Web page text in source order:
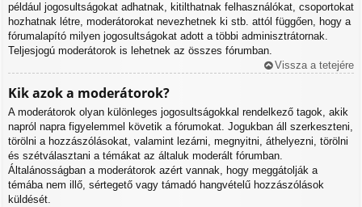
például jogosultságokat adhatnak, kitilthatnak felhasználókat, csoportokat
hozhatnak létre, moderátorokat nevezhetnek ki stb. attól függően, hogy a
fórumalapító milyen jogosultságokat adott a többi adminisztrátornak.
Teljesjogú moderátorok is lehetnek az összes fórumban.
Vissza a tetejére
Kik azok a moderátorok?
A moderátorok olyan különleges jogosultságokkal rendelkező tagok, akik
napról napra figyelemmel követik a fórumokat. Jogukban áll szerkeszteni,
törölni a hozzászólásokat, valamint lezárni, megnyitni, áthelyezni, törölni
és szétválasztani a témákat az általuk moderált fórumban.
Általánosságban a moderátorok azért vannak, hogy meggátolják a
témába nem illő, sértegető vagy támadó hangvételű hozzászólások
küldését.